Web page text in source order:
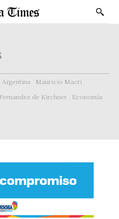
Argentina
Mauricio Macri
de Kirchner
Economía